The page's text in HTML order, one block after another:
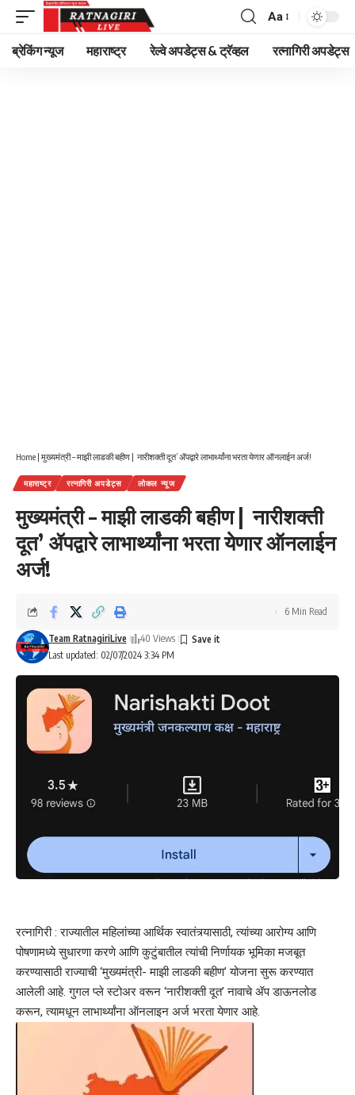
Font
Resizer
Aa
ब्रेकिंग न्यूज महाराष्ट्र रेल्वे अपडेट्स & ट्रॅव्हल रत्नागिरी अपडेट्स
Home | मुख्यमंत्री – माझी लाडकी बहीण | नारीशक्ती दूत’ ॲपद्वारे लाभार्थ्यांना भरता येणार ऑनलाईन अर्ज!
महाराष्ट्र रत्नागिरी अपडेट्स लोकल न्यूज
मुख्यमंत्री – माझी लाडकी बहीण | नारीशक्ती
दूत’ ॲपद्वारे लाभार्थ्यांना भरता येणार ऑनलाईन
अर्ज!
Last updated: 02/07/2024 3:34 PM
Team RatnagiriLive 40 Views
6 Min Read
रत्नागिरी : राज्यातील महिलांच्या आर्थिक स्वातंत्र्यासाठी, त्यांच्या आरोग्य आणि
पोषणामध्ये सुधारणा करणे आणि कुटुंबातील त्यांची निर्णायक भूमिका मजबूत
करण्यासाठी राज्याची ‘मुख्यमंत्री- माझी लाडकी बहीण’ योजना सुरू करण्यात
आलेली आहे. गुगल प्ले स्टोअर वरून ‘नारीशक्ती दूत’ नावाचे ॲप डाऊनलोड
करून, त्यामधून लाभार्थ्यांना ऑनलाइन अर्ज भरता येणार आहे.